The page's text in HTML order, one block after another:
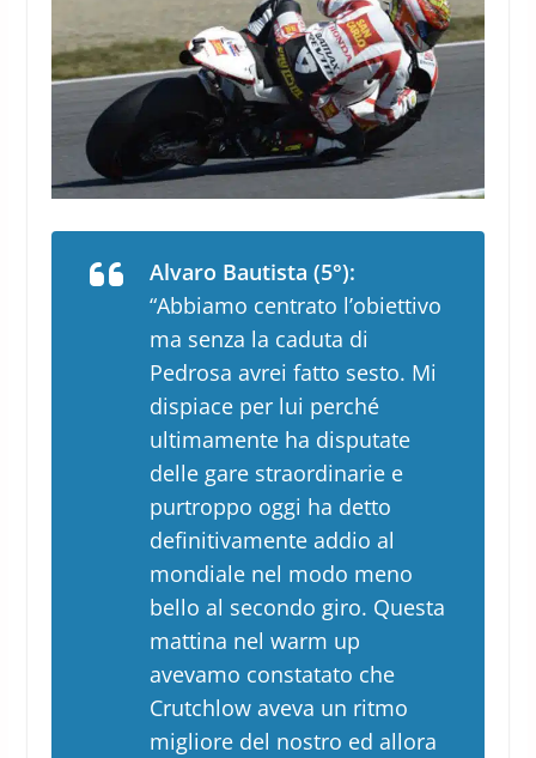
Alvaro Bautista (5°):
“Abbiamo centrato l’obiettivo
ma senza la caduta di
Pedrosa avrei fatto sesto. Mi
dispiace per lui perché
ultimamente ha disputate
delle gare straordinarie e
purtroppo oggi ha detto
definitivamente addio al
mondiale nel modo meno
bello al secondo giro. Questa
mattina nel warm up
avevamo constatato che
Crutchlow aveva un ritmo
migliore del nostro ed allora